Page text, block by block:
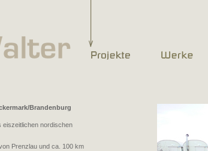
Brandenburg
eiszeitlichen nordischen
Prenzlau und ca. 100 km